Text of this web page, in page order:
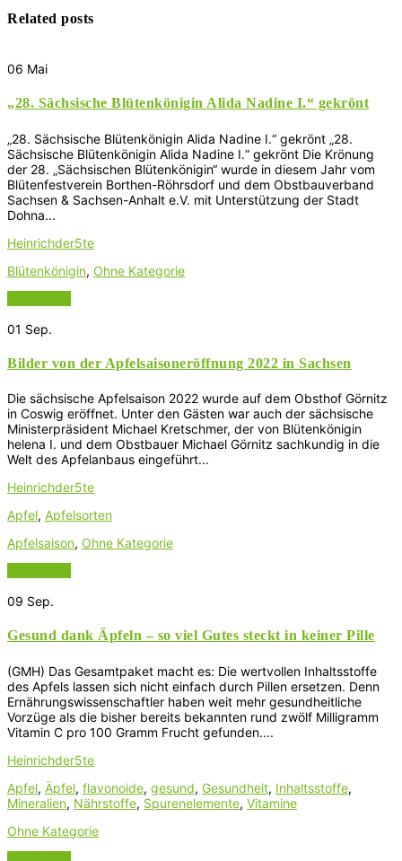
Related posts
06 Mai
„28. Sächsische Blütenkönigin Alida Nadine I.“ gekrönt
„28. Sächsische Blütenkönigin Alida Nadine I.“ gekrönt „28.
Sächsische Blütenkönigin Alida Nadine I.“ gekrönt Die Krönung
der 28. „Sächsischen Blütenkönigin“ wurde in diesem Jahr vom
Blütenfestverein Borthen-Röhrsdorf und dem Obstbauverband
Sachsen & Sachsen-Anhalt e.V. mit Unterstützung der Stadt
Dohna...
Heinrichder5te
Blütenkönigin, Ohne Kategorie
01 Sep.
Bilder von der Apfelsaisoneröffnung 2022 in Sachsen
Die sächsische Apfelsaison 2022 wurde auf dem Obsthof Görnitz
in Coswig eröffnet. Unter den Gästen war auch der sächsische
Ministerpräsident Michael Kretschmer, der von Blütenkönigin
helena I. und dem Obstbauer Michael Görnitz sachkundig in die
Welt des Apfelanbaus eingeführt...
Heinrichder5te
Apfel, Apfelsorten
Apfelsaison, Ohne Kategorie
09 Sep.
Gesund dank Äpfeln – so viel Gutes steckt in keiner Pille
(GMH) Das Gesamtpaket macht es: Die wertvollen Inhaltsstoffe
des Apfels lassen sich nicht einfach durch Pillen ersetzen. Denn
Ernährungswissenschaftler haben weit mehr gesundheitliche
Vorzüge als die bisher bereits bekannten rund zwölf Milligramm
Vitamin C pro 100 Gramm Frucht gefunden....
Heinrichder5te
Apfel, Äpfel, flavonoide, gesund, Gesundheit, Inhaltsstoffe,
Mineralien, Nährstoffe, Spurenelemente, Vitamine
Ohne Kategorie